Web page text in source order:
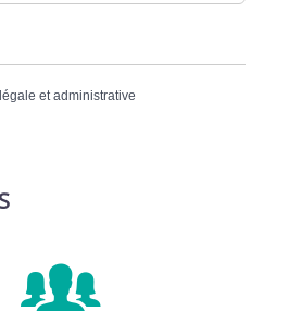
et administrative